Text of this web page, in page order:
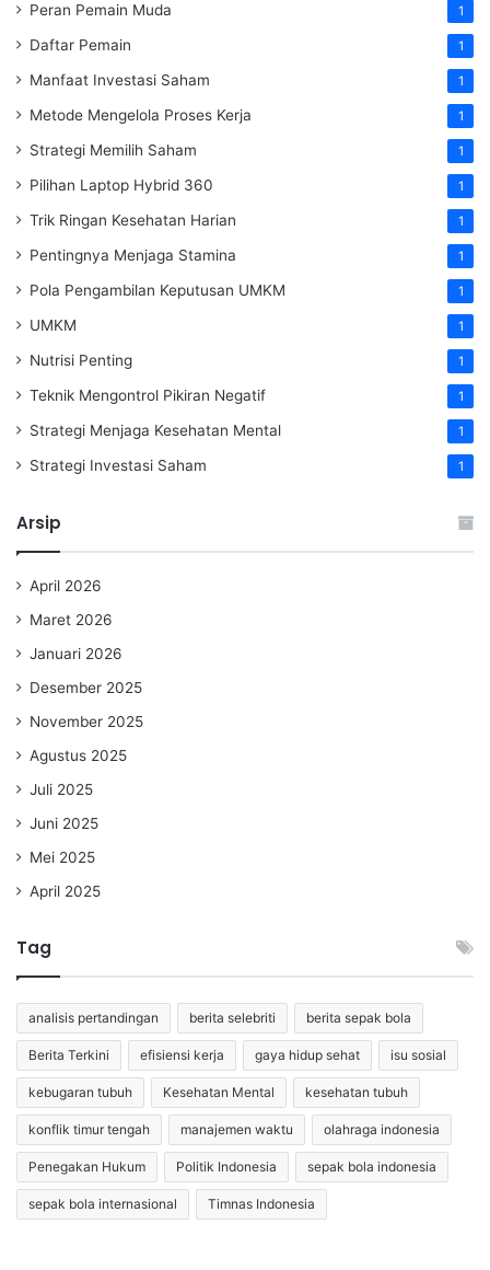
Peran Pemain Muda 1
Daftar Pemain 1
Manfaat Investasi Saham 1
Metode Mengelola Proses Kerja 1
Strategi Memilih Saham 1
Pilihan Laptop Hybrid 360 1
Trik Ringan Kesehatan Harian 1
Pentingnya Menjaga Stamina 1
Pola Pengambilan Keputusan UMKM 1
UMKM 1
Nutrisi Penting 1
Teknik Mengontrol Pikiran Negatif 1
Strategi Menjaga Kesehatan Mental 1
Strategi Investasi Saham 1
Arsip
April 2026
Maret 2026
Januari 2026
Desember 2025
November 2025
Agustus 2025
Juli 2025
Juni 2025
Mei 2025
April 2025
Tag
analisis pertandingan berita selebriti berita sepak bola
Berita Terkini efisiensi kerja gaya hidup sehat isu sosial
kebugaran tubuh Kesehatan Mental kesehatan tubuh
konflik timur tengah manajemen waktu olahraga indonesia
Penegakan Hukum Politik Indonesia sepak bola indonesia
sepak bola internasional Timnas Indonesia